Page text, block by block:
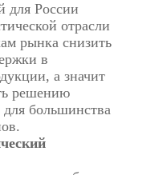
для России
отрасли
рынка снизить
в
а значит
решению
для большинства